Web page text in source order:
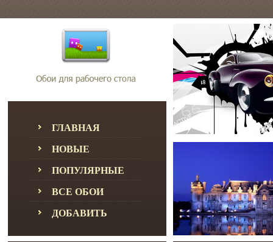
ГЛАВНАЯ
НОВЫЕ
ПОПУЛЯРНЫЕ
ВСЕ ОБОИ
ДОБАВИТЬ